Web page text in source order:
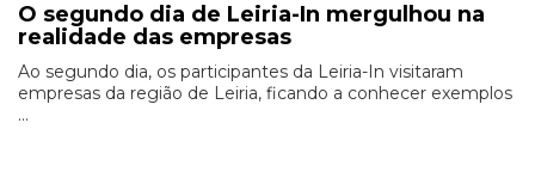
O segundo dia de Leiria-In mergulhou na
realidade das empresas
Ao segundo dia, os participantes da Leiria-In visitaram
empresas da região de Leiria, ficando a conhecer exemplos
...